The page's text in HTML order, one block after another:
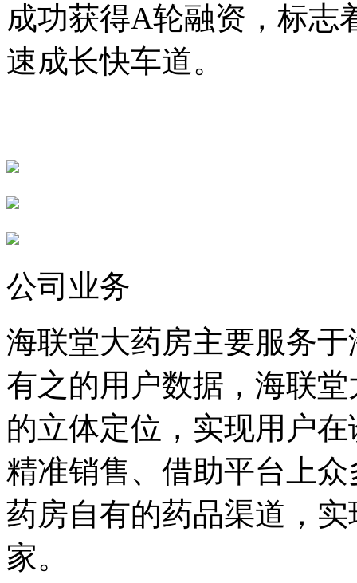
成功获得A轮融资，标志
速成长快车道。
公司业务
海联堂大药房主要服务
有之的用户数据，海联
的立体定位，实现用户
精准销售、借助平台上
药房自有的药品渠道，
家。